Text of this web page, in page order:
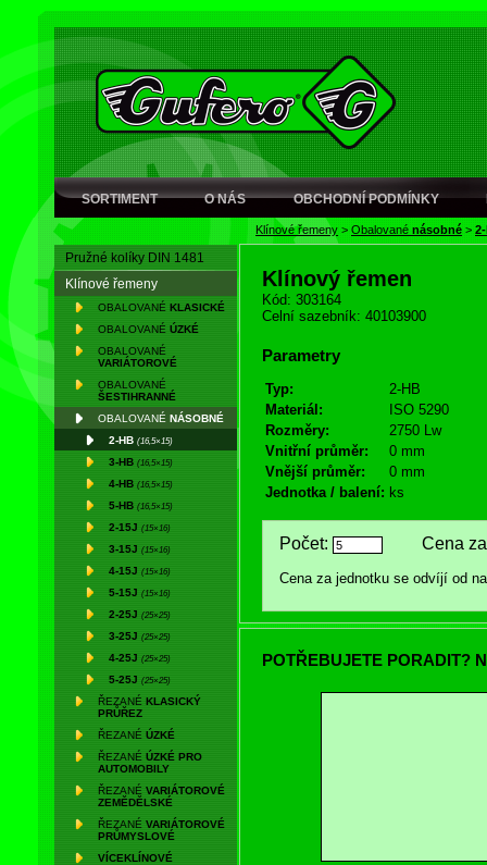
SORTIMENT O NÁS OBCHODNÍ PODMÍNKY
Klínové řemeny > Obalované násobné >
Pružné kolíky DIN 1481
Klínové řemeny
OBALOVANÉ KLASICKÉ
OBALOVANÉ ÚZKÉ
OBALOVANÉ
VARIÁTOROVÉ
OBALOVANÉ
ŠESTIHRANNÉ
OBALOVANÉ NÁSOBNÉ
2-HB (16,5×15)
3-HB (16,5×15)
4-HB (16,5×15)
5-HB (16,5×15)
2-15J (15×16)
3-15J (15×16)
4-15J (15×16)
5-15J (15×16)
2-25J (25×25)
3-25J (25×25)
4-25J (25×25)
5-25J (25×25)
ŘEZANÉ KLASICKÝ
PRŮŘEZ
ŘEZANÉ ÚZKÉ
ŘEZANÉ ÚZKÉ PRO
AUTOMOBILY
ŘEZANÉ VARIÁTOROVÉ
ZEMĚDĚLSKÉ
ŘEZANÉ VARIÁTOROVÉ
PRŮMYSLOVÉ
VÍCEKLÍNOVÉ
Klínový řemen
Kód: 303164
Celní sazebník: 40103900
Parametry
Typ:
2-HB
Materiál:
ISO 5290
Rozměry:
2750 Lw
Vnitřní průměr:
0 mm
Vnější průměr:
0 mm
Jednotka / balení: ks
Počet: Cena za
Cena za jednotku se odvíjí od
POTŘEBUJETE PORADIT?